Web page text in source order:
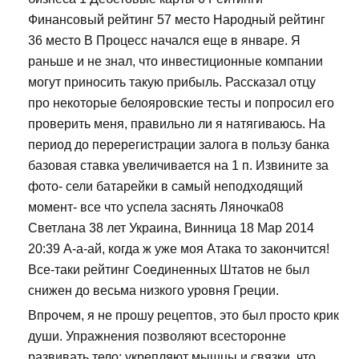
Финансовый рейтинг 57 место Народный рейтинг
36 место В Процесс начался еще в январе. Я
раньше и не знал, что инвестиционные компании
могут приносить такую прибыль. Рассказал отцу
про некоторые белояровские тесты и попросил его
проверить меня, правильно ли я натягиваюсь. На
период до перерегистрации залога в пользу банка
базовая ставка увеличивается на 1 п. Извините за
фото- сели батарейки в самый неподходящий
момент- все что успела заснять Ляночка08
Светлана 38 лет Украина, Винница 18 Мар 2014
20:39 А-а-ай, когда ж уже моя Атака то закончится!
Все-таки рейтинг Соединенных Штатов не был
снижен до весьма низкого уровня Греции.
Впрочем, я не прошу рецептов, это был просто крик
души. Упражнения позволяют всесторонне